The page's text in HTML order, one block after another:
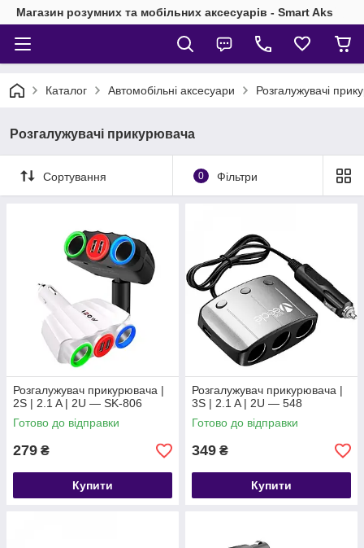
Магазин розумних та мобільних аксесуарів - Smart Aks
Каталог Автомобільні аксесуари Розгалужувачі
Розгалужувачі прикурювача
Сортування 0 Фільтри
Розгалужувач прикурювача |
2S | 2.1 A | 2U — SK-806
Готово до відправки
279 ₴
Купити
Розгалужувач прикурювача |
3S | 2.1 A | 2U — 548
Готово до відправки
349 ₴
Купити